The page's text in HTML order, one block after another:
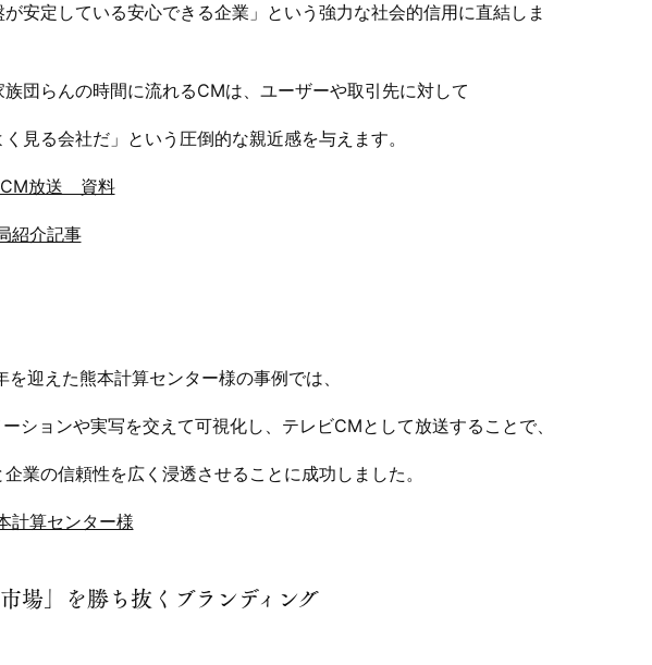
安定している安心できる企業」という強力な社会的信用に直結しま
団らんの時間に流れるCMは、ユーザーや取引先に対して
く見る会社だ」という圧倒的な親近感を与えます。
CM放送 資料
紹介記事
迎えた熊本計算センター様の事例では、
ションや実写を交えて可視化し、テレビCMとして放送することで、
業の信頼性を広く浸透させることに成功しました。
計算センター様
場」を勝ち抜くブランディング